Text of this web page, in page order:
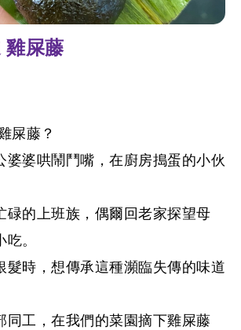
雞屎藤
屎藤 ？
婆婆哄鬧鬥嘴，在廚房搗蛋的小伙
碌的上班族，偶爾回老家探望母
。
髮時，想傳承這種瀕臨失傳的味道
同工，在我們的菜園摘下雞屎藤